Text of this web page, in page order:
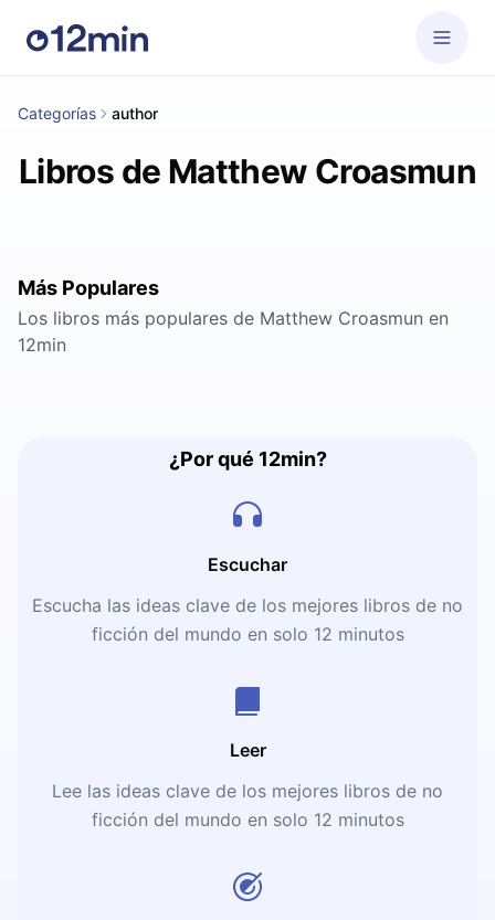
Categorías author
Libros de Matthew Croasmun
Más Populares
Los libros más populares de Matthew Croasmun en
12min
¿Por qué 12min?
Escuchar
Escucha las ideas clave de los mejores libros de no
ficción del mundo en solo 12 minutos
Leer
Lee las ideas clave de los mejores libros de no
ficción del mundo en solo 12 minutos